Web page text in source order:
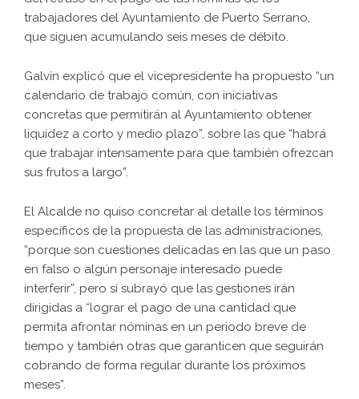
trabajadores del Ayuntamiento de Puerto Serrano,
que siguen acumulando seis meses de débito.
Galvín explicó que el vicepresidente ha propuesto “un
calendario de trabajo común, con iniciativas
concretas que permitirán al Ayuntamiento obtener
liquidez a corto y medio plazo”, sobre las que “habrá
que trabajar intensamente para que también ofrezcan
sus frutos a largo”.
El Alcalde no quiso concretar al detalle los términos
específicos de la propuesta de las administraciones,
“porque son cuestiones delicadas en las que un paso
en falso o algún personaje interesado puede
interferir”, pero sí subrayó que las gestiones irán
dirigidas a “lograr el pago de una cantidad que
permita afrontar nóminas en un periodo breve de
tiempo y también otras que garanticen que seguirán
cobrando de forma regular durante los próximos
meses”.